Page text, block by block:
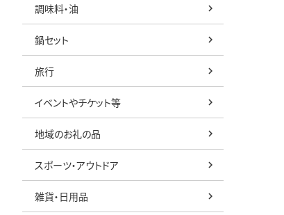
調味料・油
鍋セット
旅行
イベントやチケット等
地域のお礼の品
スポーツ・アウトドア
雑貨・日用品